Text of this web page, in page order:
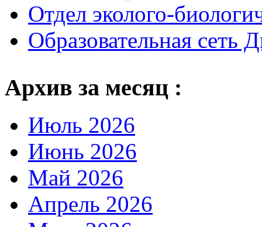
Отдел эколого-
Образовательная сеть
Архив за месяц :
Июль 2026
Июнь 2026
Май 2026
Апрель 2026